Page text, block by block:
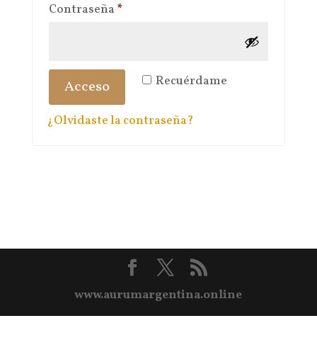
Contraseña *Obligatorio
Recuérdame
Acceso
¿Olvidaste la contraseña?
www.aurumargentina.online